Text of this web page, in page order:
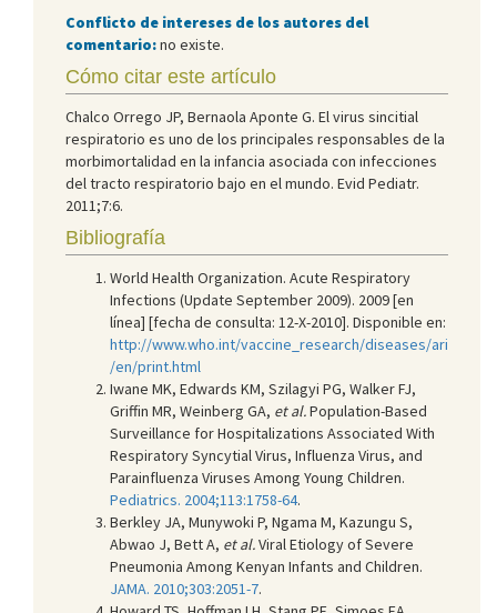
Conflicto de intereses de los autores del
comentario:no existe.
Cómo citar este artículo
Chalco Orrego JP, Bernaola Aponte G. El virus sincitial
respiratorio es uno de los principales responsables de la
morbimortalidad en la infancia asociada con infecciones
del tracto respiratorio bajo en el mundo. Evid Pediatr.
2011;7:6.
Bibliografía
World Health Organization. Acute Respiratory
Infections (Update September 2009). 2009 [en
línea] [fecha de consulta: 12-X-2010]. Disponible en:
http://www.who.int/vaccine_research/diseases/ari
/en/print.html
Iwane MK, Edwards KM, Szilagyi PG, Walker FJ,
Griffin MR, Weinberg GA, et al.Population-Based
Surveillance for Hospitalizations Associated With
Respiratory Syncytial Virus, Influenza Virus, and
Parainfluenza Viruses Among Young Children.
Pediatrics. 2004;113:1758-64.
Berkley JA, Munywoki P, Ngama M, Kazungu S,
Abwao J, Bett A, et al.Viral Etiology of Severe
Pneumonia Among Kenyan Infants and Children.
JAMA. 2010;303:2051-7.